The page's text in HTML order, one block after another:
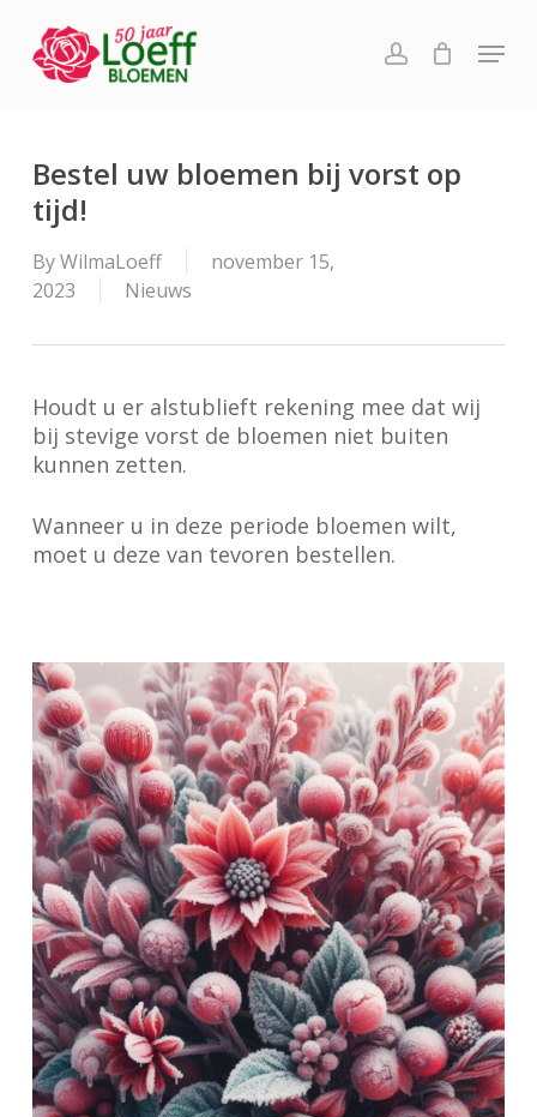
main
account
Menu
Bestel uw bloemen bij vorst op
tijd!
ByWilmaLoeff
november 15,
2023
Nieuws
Houdt u er alstublieft rekening mee dat wij
bij stevige vorst de bloemen niet buiten
kunnen zetten.
Wanneer u in deze periode bloemen wilt,
moet u deze van tevoren bestellen.